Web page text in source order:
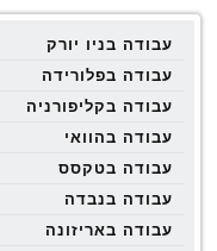
עבודה בניו יורק
עבודה בפלורידה
עבודה בקליפורניה
עבודה בהוואי
עבודה בטקסס
עבודה בנבדה
עבודה באריזונה